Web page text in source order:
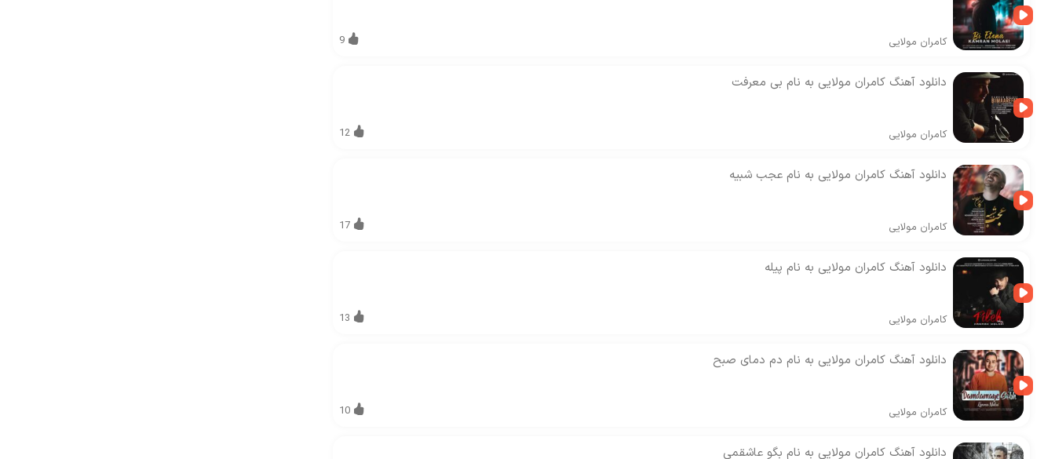
کامران مولایی 9
دانلود آهنگ کامران مولایی به نام بی معرفت
کامران مولایی 12
دانلود آهنگ کامران مولایی به نام عجب شبیه
کامران مولایی 17
دانلود آهنگ کامران مولایی به نام پیله
کامران مولایی 13
دانلود آهنگ کامران مولایی به نام دم دمای صبح
کامران مولایی 10
دانلود آهنگ کامران مولایی به نام بگو عاشقمی